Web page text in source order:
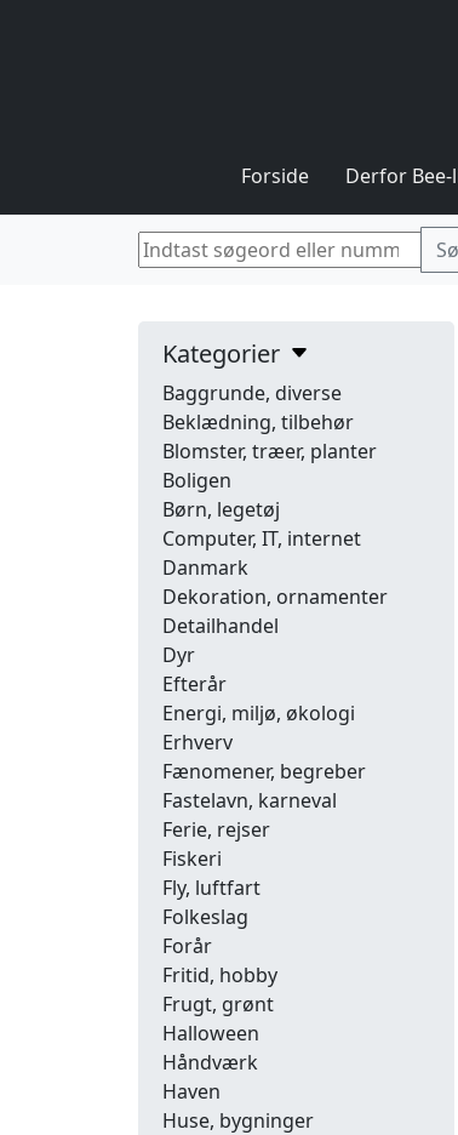
Forside Derfor Bee-
Kategorier
Baggrunde, diverse
Beklædning, tilbehør
Blomster, træer, planter
Boligen
Børn, legetøj
Computer, IT, internet
Danmark
Dekoration, ornamenter
Detailhandel
Dyr
Efterår
Energi, miljø, økologi
Erhverv
Fænomener, begreber
Fastelavn, karneval
Ferie, rejser
Fiskeri
Fly, luftfart
Folkeslag
Forår
Fritid, hobby
Frugt, grønt
Halloween
Håndværk
Haven
Huse, bygninger